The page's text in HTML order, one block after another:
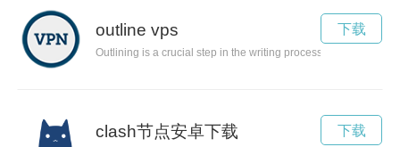
outline vps
Outlining is a crucial step in the writing process that helps
下载
clash节点安卓下载 下载